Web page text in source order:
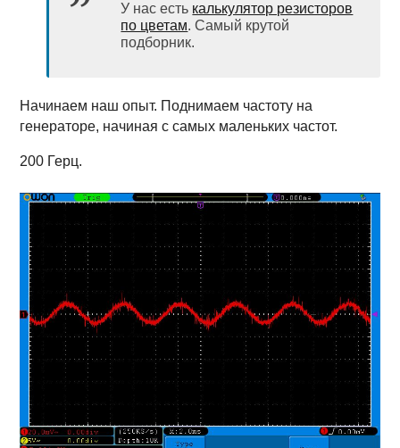
У нас есть калькулятор резисторов
по цветам. Самый крутой
подборник.
Начинаем наш опыт. Поднимаем частоту на
генераторе, начиная с самых маленьких частот.
200 Герц.